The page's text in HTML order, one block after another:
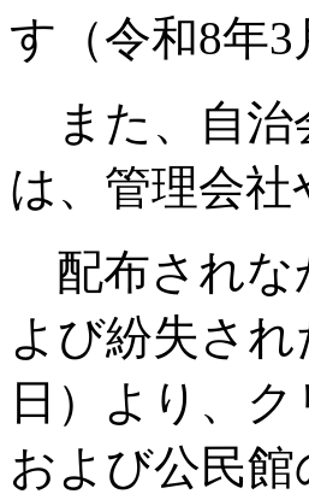
す（令和8年
また、自治
は、管理会
配布されな
よび紛失さ
日）より、
および公民